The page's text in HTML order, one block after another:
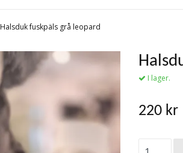
Halsduk fuskpäls grå leopard
I lager.
220 kr